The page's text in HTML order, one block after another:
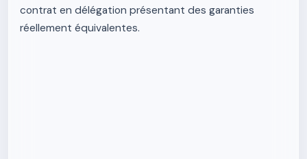
contrat en délégation présentant des garanties
réellement équivalentes.